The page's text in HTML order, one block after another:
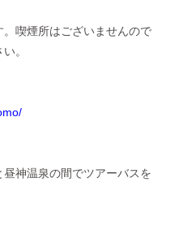
。喫煙所はございませんので
。
神温泉の間でツアーバスを